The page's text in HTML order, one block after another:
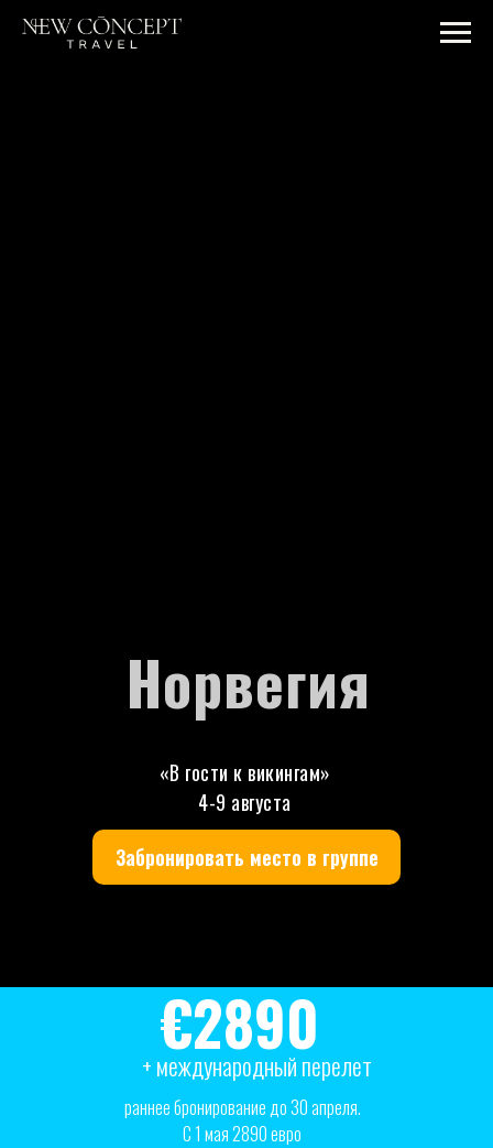
Норвегия
«В гости к викингам»
Забронировать место в группе
4-9 августа
€2890
+ международный перелет
раннее бронирование до 30 апреля.
С 1 мая 2890 евро